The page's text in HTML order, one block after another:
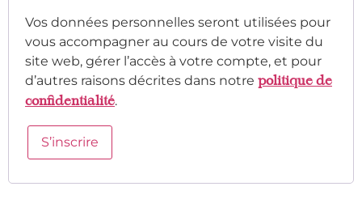
Vos données personnelles seront utilisées pour
vous accompagner au cours de votre visite du
site web, gérer l’accès à votre compte, et pour
d’autres raisons décrites dans notre politique de
confidentialité.
S’inscrire